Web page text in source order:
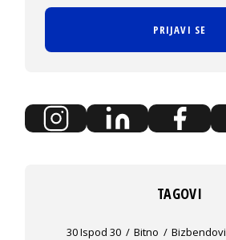
PRIJAVI SE
TAGOVI
30 Ispod 30 Bitno Bizbendovi